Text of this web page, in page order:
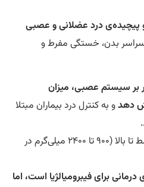
درد عضلانی و عصبی
بدن، خستگی مفرط و
سیستم عصبی، میزان
و به کنترل درد بیماران مبتلا
معمولاً در دوزهای متوسط تا بالا (۹۰۰ تا ۲۴۰۰ میلی‌گرم در
برای فیبرومیالژیا است، اما